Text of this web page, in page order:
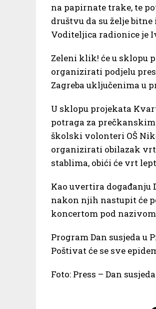
na papirnate trake, te
društvu da su želje
Voditeljica radionice je
Zeleni klik! će u sklopu
organizirati podjelu
Zagreba uključenima u
U sklopu projekata
potraga za
školski volonteri OŠ
organizirati obilazak
stablima, obići će vrt
Kao uvertira događanju
nakon njih nastupit će
koncertom pod
Program Dan susjeda u
Poštivat će se sve
Foto: Press – Dan